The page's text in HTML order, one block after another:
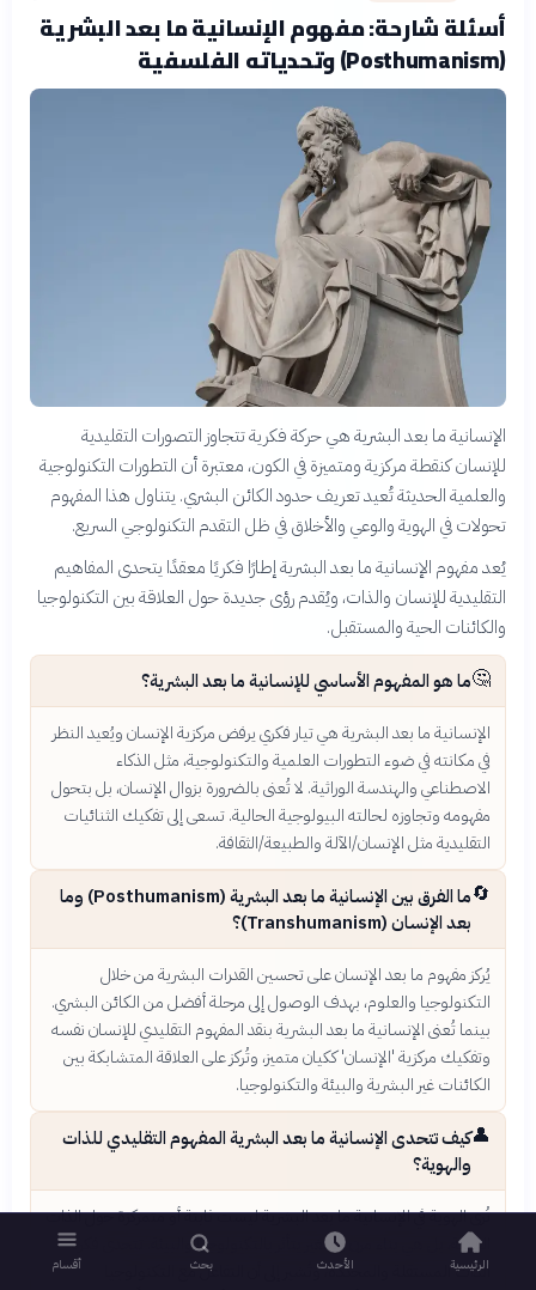
أسئلة شارحة: مفهوم الإنسانية ما بعد البشرية
(Posthumanism) وتحدياته الفلسفية
الإنسانية ما بعد البشرية هي حركة فكرية تتجاوز التصورات التقليدية
للإنسان كنقطة مركزية ومتميزة في الكون، معتبرة أن التطورات التكنولوجية
والعلمية الحديثة تُعيد تعريف حدود الكائن البشري. يتناول هذا المفهوم
تحولات في الهوية والوعي والأخلاق في ظل التقدم التكنولوجي السريع.
يُعد مفهوم الإنسانية ما بعد البشرية إطارًا فكريًا معقدًا يتحدى المفاهيم
التقليدية للإنسان والذات، ويُقدم رؤى جديدة حول العلاقة بين التكنولوجيا
والكائنات الحية والمستقبل.
🤔ما هو المفهوم الأساسي للإنسانية ما بعد البشرية؟
الإنسانية ما بعد البشرية هي تيار فكري يرفض مركزية الإنسان ويُعيد النظر
في مكانته في ضوء التطورات العلمية والتكنولوجية، مثل الذكاء
الاصطناعي والهندسة الوراثية. لا تُعنى بالضرورة بزوال الإنسان، بل بتحول
مفهومه وتجاوزه لحالته البيولوجية الحالية. تسعى إلى تفكيك الثنائيات
التقليدية مثل الإنسان/الآلة والطبيعة/الثقافة.
🔄
ما الفرق بين الإنسانية ما بعد البشرية (Posthumanism) وما
بعد الإنسان (Transhumanism)؟
يُركز مفهوم ما بعد الإنسان على تحسين القدرات البشرية من خلال
التكنولوجيا والعلوم، بهدف الوصول إلى مرحلة أفضل من الكائن البشري.
بينما تُعنى الإنسانية ما بعد البشرية بنقد المفهوم التقليدي للإنسان نفسه
وتفكيك مركزية 'الإنسان' ككيان متميز، وتُركز على العلاقة المتشابكة بين
الكائنات غير البشرية والبيئة والتكنولوجيا.
👤كيف تتحدى الإنسانية ما بعد البشرية المفهوم التقليدي للذات
والهوية؟
تُرى الهوية في الإنسانية ما بعد البشرية ليست ثابتة أو متمركزة حول الذات
الفردية، بل هي بناء مرن ومتغير يتأثر بالتكنولوجيا والبيئة. تتحدى فكرة
الذات المستقلة والمحددة، وتُشير إلى أن التفاعل مع التكنولوجيا
الرئيسية الأحدث بحث أقسام